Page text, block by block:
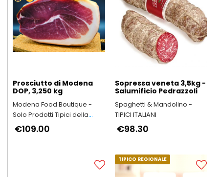
Prosciutto di Modena
DOP, 3,250 kg
Modena Food Boutique -
Solo Prodotti Tipici della
Provincia di Modena
€109.00
Sopressa veneta 3,5kg -
Salumificio Pedrazzoli
Spaghetti & Mandolino -
TIPICI ITALIANI
€98.30
TIPICO REGIONALE